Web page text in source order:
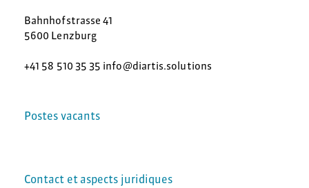
Bahnhofstrasse 41
5600 Lenzburg
+41 58 510 35 35 info@diartis.solutions
Postes vacants
Contact et aspects juridiques